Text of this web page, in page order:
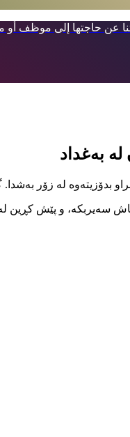
عن حاجتها إلى موظف
بەغداد
بدۆزیتەوە لە زۆر
سەیربکە، و پێش کڕین لە